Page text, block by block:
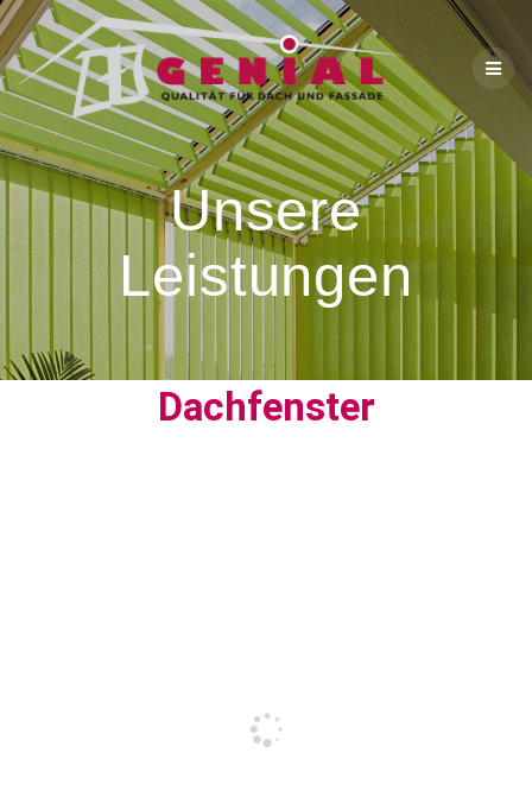
Unsere
Leistungen
Dachfenster